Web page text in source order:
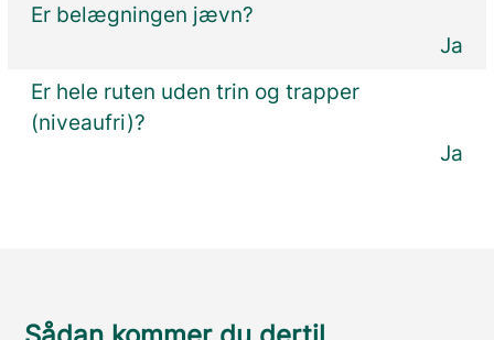
Er belægningen jævn?
Ja
Er hele ruten uden trin og trapper
(niveaufri)?
Ja